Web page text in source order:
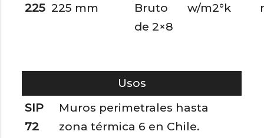
225 225 mm
Bruto
de 2×8
w/m2°k
Usos
SIP
72
Muros perimetrales hasta
zona térmica 6 en Chile.